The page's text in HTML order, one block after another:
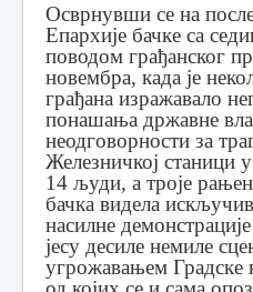
Осврнувши се на
Епархије бачке са
поводом грађанског
новембра, када је
грађана изражавало
понашања државне
неодговорности за
Железничкој станици
14 људи, а троје
бачка видела
насилне
јесу десиле немиле
угрожавањем